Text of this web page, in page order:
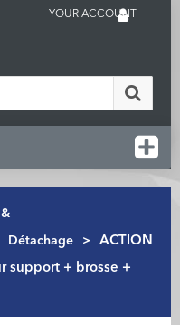
YOUR ACCOUNT
Détachage >
ACTION
support + brosse +